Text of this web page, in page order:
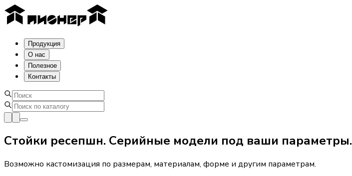
Продукция
О нас
Полезное
Контакты
Стойки ресепшн. Серийные модели под ваши параметры.
Возможно кастомизация по размерам, материалам, форме и другим параметрам.